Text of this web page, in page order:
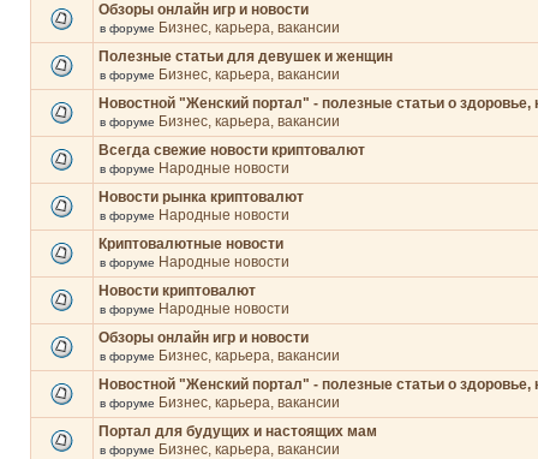
Обзоры онлайн игр и новости
в форуме Бизнес, карьера, вакансии
Полезные статьи для девушек и женщин
в форуме Бизнес, карьера, вакансии
Новостной "Женский портал" - полезные статьи о здоровье,
в форуме Бизнес, карьера, вакансии
Всегда свежие новости криптовалют
в форуме Народные новости
Новости рынка криптовалют
в форуме Народные новости
Криптовалютные новости
в форуме Народные новости
Новости криптовалют
в форуме Народные новости
Обзоры онлайн игр и новости
в форуме Бизнес, карьера, вакансии
Новостной "Женский портал" - полезные статьи о здоровье,
в форуме Бизнес, карьера, вакансии
Портал для будущих и настоящих мам
в форуме Бизнес, карьера, вакансии